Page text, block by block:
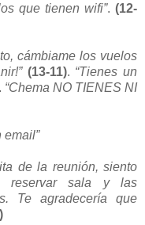
que tienen wifi”. (12-
cámbiame los vuelos
(13-11). “Tienes un
“Chema NO TIENES NI
email”
de la reunión, siento
reservar sala y las
Te agradecería que